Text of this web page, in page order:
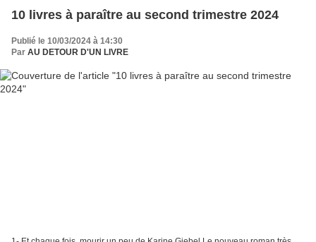
10 livres à paraître au second trimestre 2024
Publié le 10/03/2024 à 14:30
Par AU DETOUR D'UN LIVRE